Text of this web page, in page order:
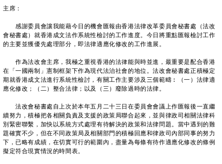
主席：
感謝委員會讓我能藉今日的機會匯報由香港法律改革委員會秘書處（法改
會秘書處）就香港成文法作系統性檢討的工作進度。今日將重點匯報檢討工作
的主要並獲優先處理部分，即法律適應化修改的工作進展。
作為法改會主席，我極之重視香港的法律能與時並進，最重要是配合香港
在「一國兩制」憲制框架下作為現代法治社會的地位。法改會秘書處正積極定
期就香港成文法進行系統性檢討，有關工作主要涉及三個範疇︰（一）法律適
應化修改；（二）整合法律；以及（三）廢除過時的法律。
法改會秘書處自上次於本年五月二十三日在委員會會議上作匯報後一直繼
續努力，積極把各相關負責及支援的政策局聯合起來，並與律政司相關法律科
別緊密聯繫，加快以系統方式處理有待解決的政策和法律問題。當中遇到的難
題確實不少，但在不同政策局及相關部門的積極回應和律政司內部同事的努力
下，已略有成績，在切實可行的範圍內，盡量為每條有待作適應化修改的條例
擬定符合現實情況的時間表。